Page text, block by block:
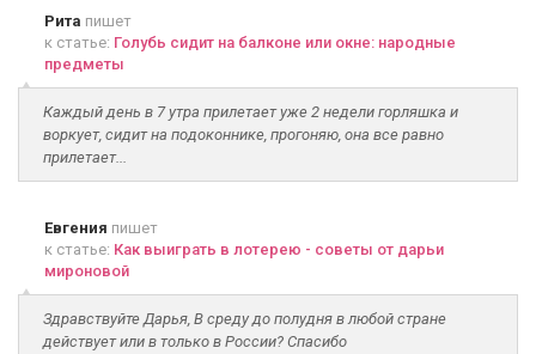
Рита пишет
к статье: Голубь сидит на балконе или окне: народные
предметы
Каждый день в 7 утра прилетает уже 2 недели горляшка и
воркует, сидит на подоконнике, прогоняю, она все равно
прилетает...
Евгения пишет
к статье: Как выиграть в лотерею - советы от дарьи
мироновой
Здравствуйте Дарья, В среду до полудня в любой стране
действует или в только в России? Спасибо